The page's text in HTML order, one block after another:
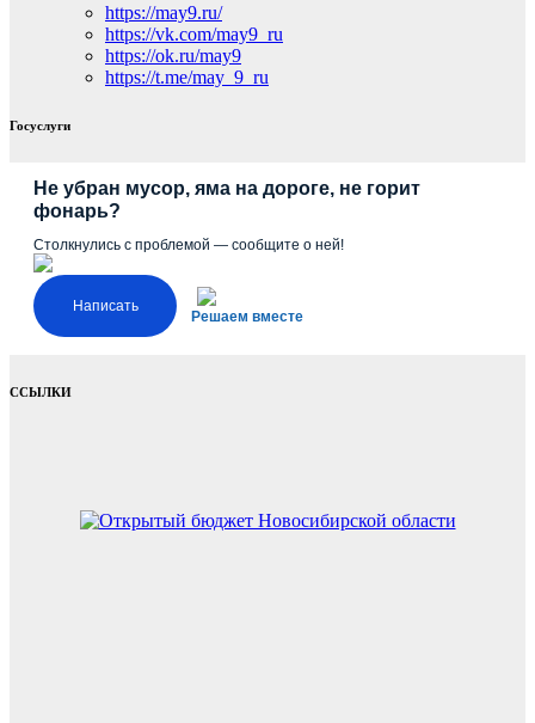
https://may9.ru/
https://vk.com/may9_ru
https://ok.ru/may9
https://t.me/may_9_ru
Госуслуги
Не убран мусор, яма на дороге, не горит
фонарь?
Столкнулись с проблемой — сообщите о ней!
Написать
Решаем вместе
ССЫЛКИ